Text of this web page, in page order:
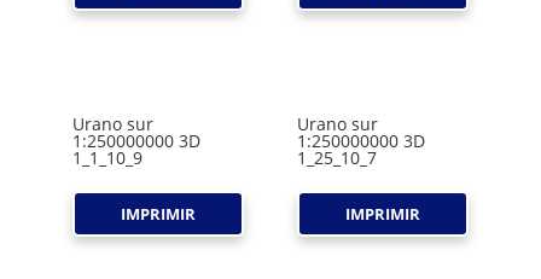
Urano sur
1:250000000 3D
1_1_10_9
IMPRIMIR
Urano sur
1:250000000 3D
1_25_10_7
IMPRIMIR